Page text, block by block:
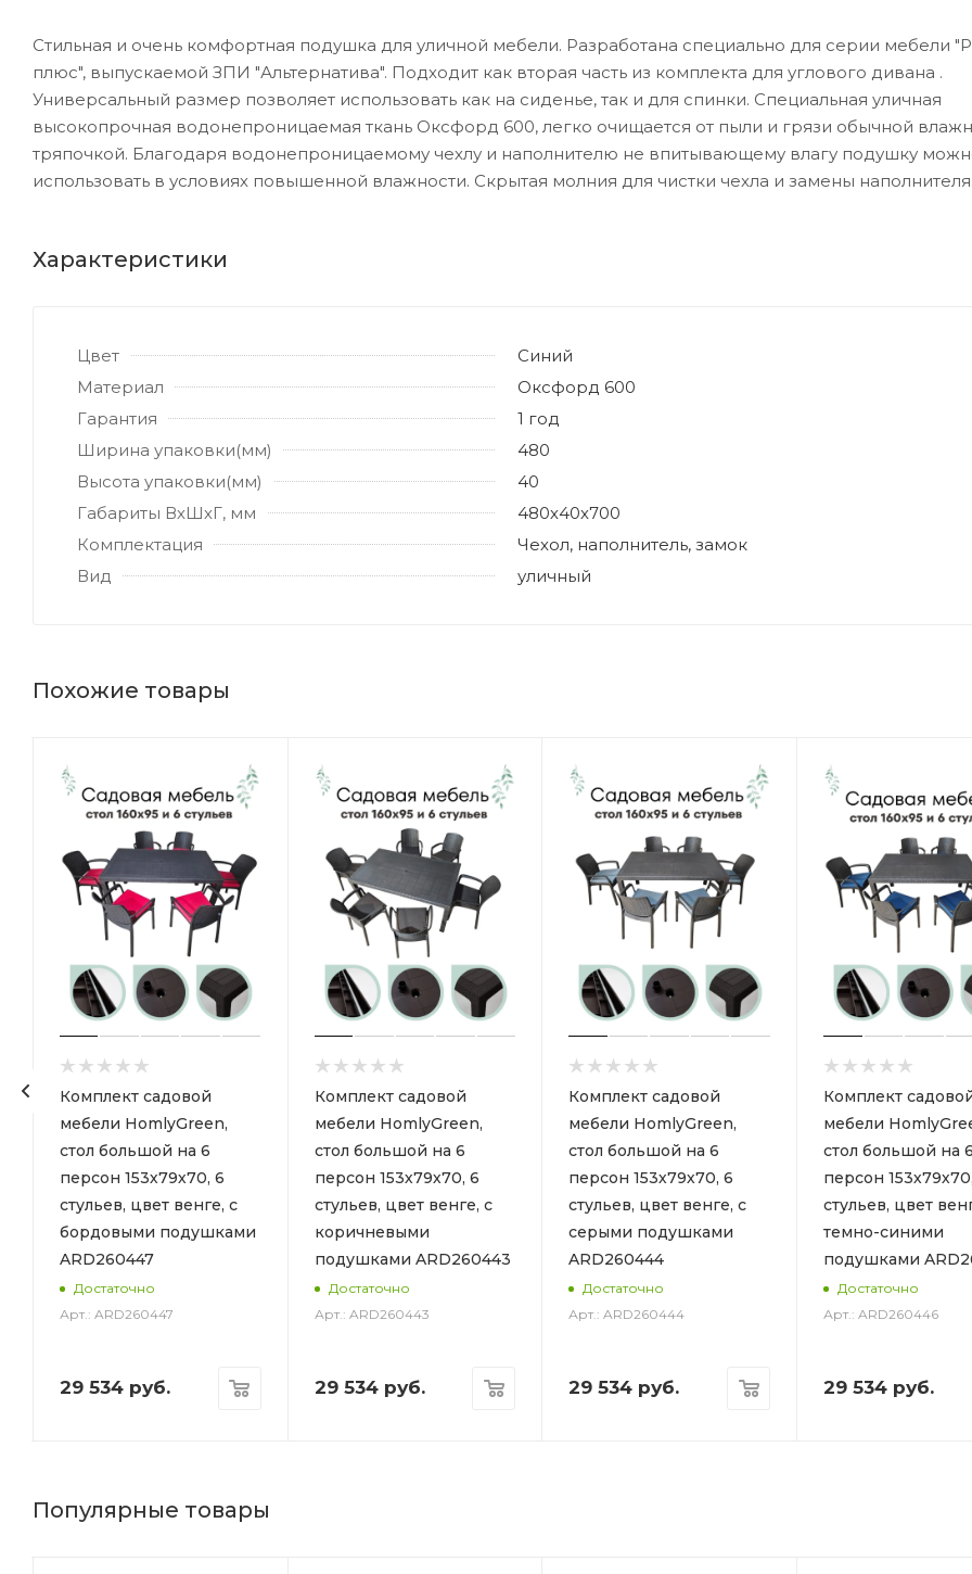
Стильная и очень комфортная подушка для уличной мебели. Разработана специально для серии мебели
плюс", выпускаемой ЗПИ "Альтернатива". Подходит как вторая часть из комплекта для углового дивана .
Универсальный размер позволяет использовать как на сиденье, так и для спинки. Специальная уличная
высокопрочная водонепроницаемая ткань Оксфорд 600, легко очищается от пыли и грязи обычной
тряпочкой. Благодаря водонепроницаемому чехлу и наполнителю не впитывающему влагу подушку
использовать в условиях повышенной влажности. Скрытая молния для чистки чехла и замены наполнителя.
Характеристики
Цвет
Синий
Материал
Оксфорд 600
Гарантия
1 год
Ширина упаковки(мм)
480
Высота упаковки(мм)
40
Габариты ВхШхГ, мм
480х40х700
Комплектация
Чехол, наполнитель, замок
Вид
уличный
Похожие товары
Комплект садовой
мебели HomlyGreen,
стол большой на 6
персон 153х79х70, 6
стульев, цвет венге, с
бордовыми подушками
ARD260447
Достаточно
Арт.: ARD260447
29 534руб.
Комплект садовой
мебели HomlyGreen,
стол большой на 6
персон 153х79х70, 6
стульев, цвет венге, с
коричневыми
подушками ARD260443
Достаточно
Арт.: ARD260443
29 534руб.
Комплект садовой
мебели HomlyGreen,
стол большой на 6
персон 153х79х70, 6
стульев, цвет венге, с
серыми подушками
ARD260444
Достаточно
Арт.: ARD260444
29 534 руб.
Комплект
мебели
стол большой на 6
персон
стульев, цвет
темно-синими
подушками
Достаточно
Арт.: ARD260446
29 534 руб.
Популярные товары